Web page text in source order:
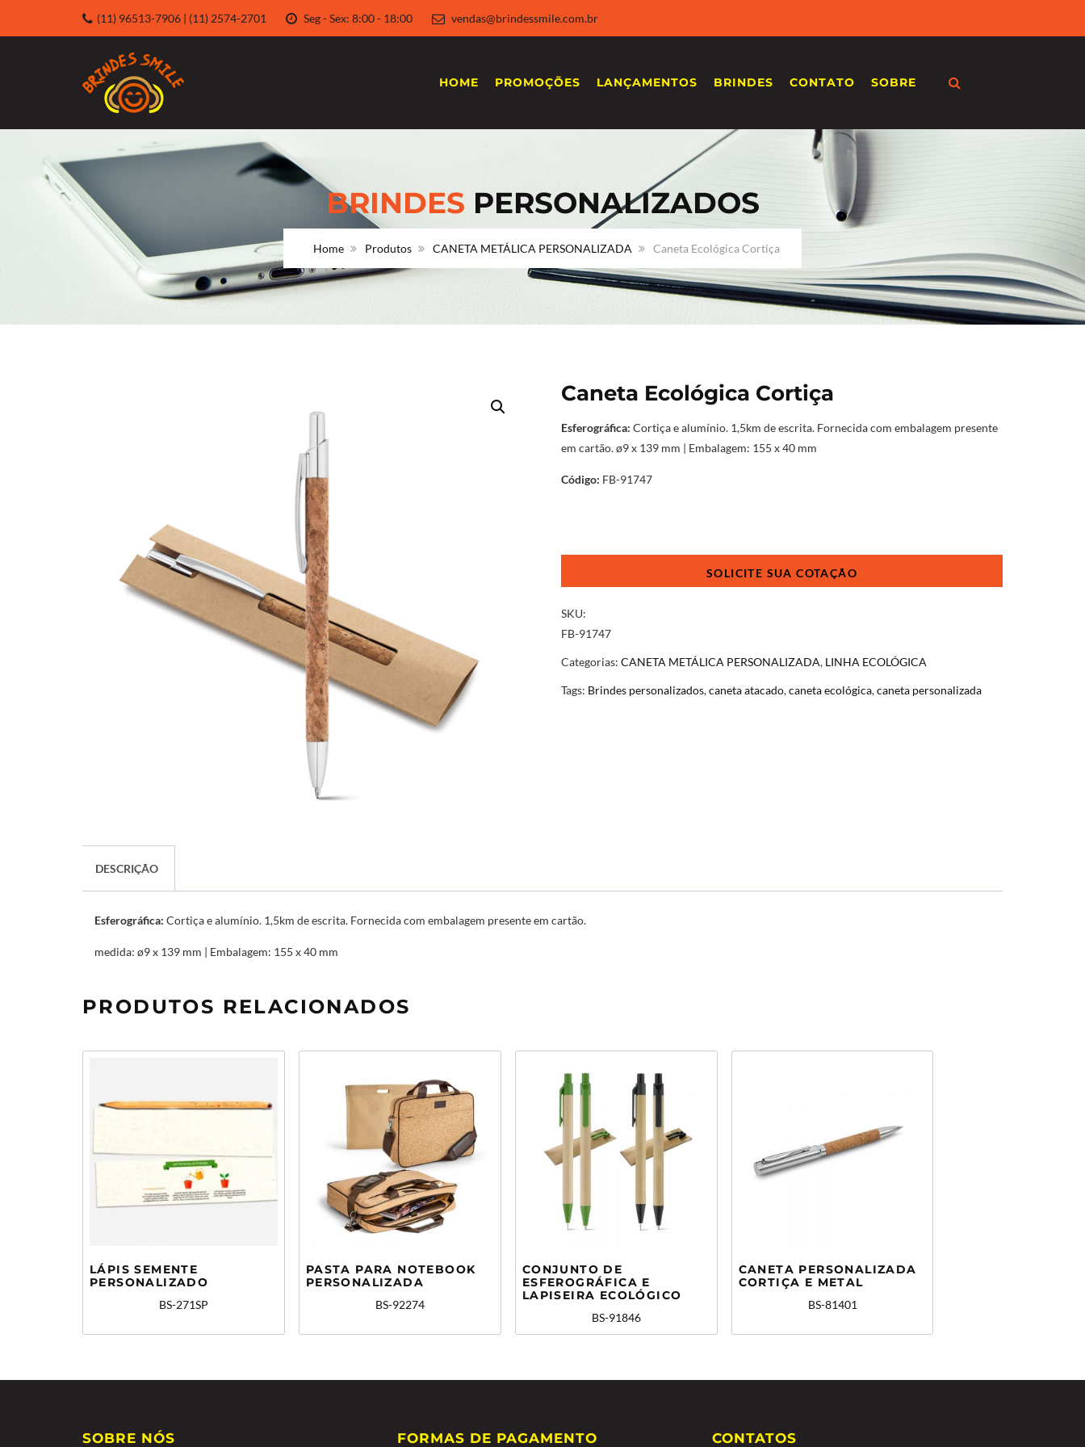
(11) 96513-7906 | (11) 2574-2701 Seg - Sex: 8:00 - 18:00 vendas@brindessmile.com.br
HOME PROMOÇÕES LANÇAMENTOS BRINDES CONTATO SOBRE
BRINDES PERSONALIZADOS
Home Produtos CANETA METÁLICA PERSONALIZADA Caneta Ecológica Cortiça
Caneta Ecológica Cortiça
Esferográfica: Cortiça e alumínio. 1,5km de escrita. Fornecida com embalagem presente
em cartão. ø9 x 139 mm | Embalagem: 155 x 40 mm
Código: FB-91747
SKU:
FB-91747
Categorias: CANETA METÁLICA PERSONALIZADA, LINHA ECOLÓGICA
Tags: Brindes personalizados,caneta atacado,caneta ecológica,caneta personalizada
DESCRIÇÃO
Esferográfica: Cortiça e alumínio. 1,5km de escrita. Fornecida com embalagem presente em cartão.
medida: ø9 x 139 mm | Embalagem: 155 x 40 mm
PRODUTOS RELACIONADOS
LÁPIS SEMENTE
PERSONALIZADO
BS-271SP
PASTA PARA NOTEBOOK
PERSONALIZADA
BS-92274
CONJUNTO DE
ESFEROGRÁFICA E
LAPISEIRA ECOLÓGICO
BS-91846
CANETA PERSONALIZADA
CORTIÇA E METAL
BS-81401
SOBRE NÓS FORMAS DE PAGAMENTO CONTATOS